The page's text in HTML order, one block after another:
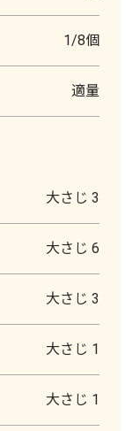
1/8個
適量
大さじ 3
大さじ 6
大さじ 3
大さじ 1
大さじ 1